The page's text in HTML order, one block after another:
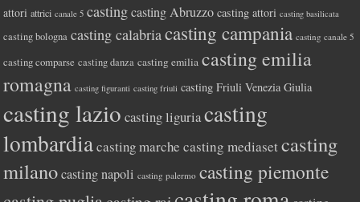
attori attrici canale 5 casting casting Abruzzo casting attori casting basilicata
casting bologna casting calabriacasting campania casting canale 5
casting comparse casting danza casting emilia casting emilia
romagna casting figuranti casting friuli casting Friuli Venezia Giulia
casting lazio casting liguriacasting
lombardiacasting marche casting mediasetcasting
milano casting napoli casting palermo casting piemonte